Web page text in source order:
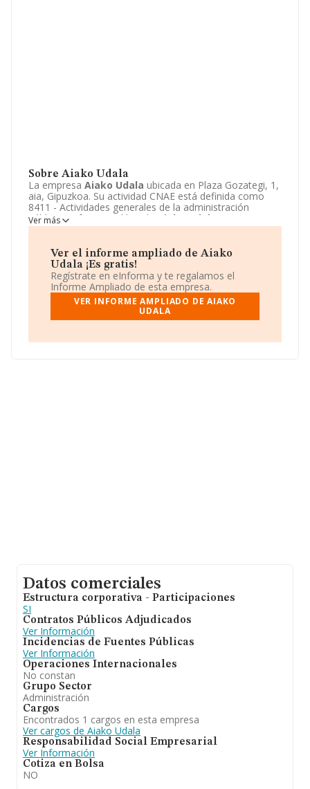
Sobre Aiako Udala
La empresa Aiako Udala ubicada en Plaza Gozategi, 1,
aia, Gipuzkoa. Su actividad CNAE está definida como
8411 - Actividades generales de la administración
pública. La forma jurídica de
Aiako Udala
Corporaciones locales.Aiako Udalaposee 3
Aiako Udalala encontrará en su web:
http://www.aia.eus.
Ver más
Ver el informe ampliado de Aiako
Udala ¡Es gratis!
Regístrate en eInforma y te regalamos el
Informe Ampliado de esta empresa.
VER INFORME AMPLIADO DE AIAKO
UDALA
Datos comerciales
Estructura corporativa - Participaciones
SI
Contratos Públicos Adjudicados
Ver Información
Incidencias de Fuentes Públicas
Ver Información
Operaciones Internacionales
No constan
Grupo Sector
Administración
Cargos
Encontrados 1 cargos en esta empresa
Ver cargos de Aiako Udala
Responsabilidad Social Empresarial
Ver Información
Cotiza en Bolsa
NO